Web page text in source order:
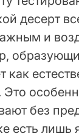
десерт
и
как
Это
без
есть лишь